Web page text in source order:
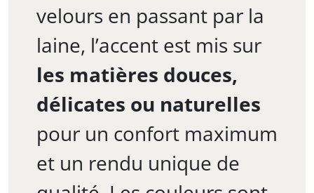
velours en passant par la
laine, l’accent est mis sur
les matières douces,
délicates ou naturelles
pour un confort maximum
et un rendu unique de